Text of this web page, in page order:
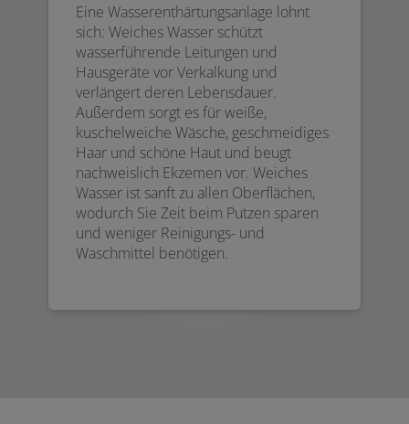
Eine Wasserenthärtungsanlage lohnt
sich: Weiches Wasser schützt
wasserführende Leitungen und
Hausgeräte vor Verkalkung und
verlängert deren Lebensdauer.
Außerdem sorgt es für weiße,
kuschelweiche Wäsche, geschmeidiges
Haar und schöne Haut und beugt
nachweislich Ekzemen vor. Weiches
Wasser ist sanft zu allen Oberflächen,
wodurch Sie Zeit beim Putzen sparen
und weniger Reinigungs- und
Waschmittel benötigen.